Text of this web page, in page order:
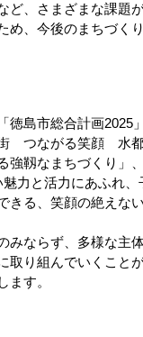
、さまざまな課題
め、今後のまちづく
島市総合計画2025
つながる笑顔 水
靱なまちづくり」
力と活力にあふれ
きる、笑顔の絶えな
ならず、多様な主
取り組んでいくこと
ます。